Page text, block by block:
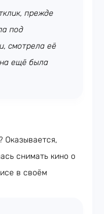
прежде
под
смотрела её
ещё была
Оказывается,
снимать кино о
в своём